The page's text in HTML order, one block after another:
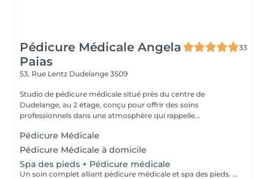
Pédicure Médicale Angela
Paias
33
53, Rue Lentz Dudelange 3509
Studio de pédicure médicale situé près du centre de
Dudelange, au 2 étage, conçu pour offrir des soins
professionnels dans une atmosphère qui rappelle...
Pédicure Médicale
Pédicure Médicale à domicile
Spa des pieds + Pédicure médicale
Un soin complet alliant pédicure médicale et spa des pieds. Comprend le nettoyage des pieds, l'élimination des callosités, le soin des ongles, un gommage, un masque hydratant et un massage relaxant pour des pieds sains, doux et revitalisés.